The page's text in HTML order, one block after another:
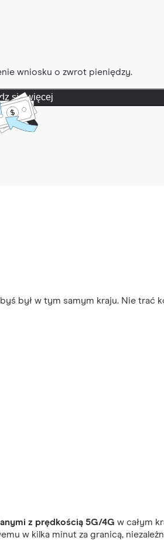
wniosku o zwrot pieniędzy.
się więcej
był w tym samym kraju. Nie trać
z prędkością 5G/4G w całym
w kilka minut za granicą,